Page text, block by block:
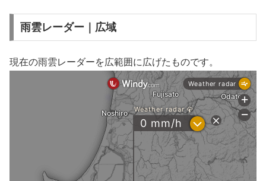
雨雲レーダー｜広域
現在の雨雲レーダーを広範囲に広げたものです。